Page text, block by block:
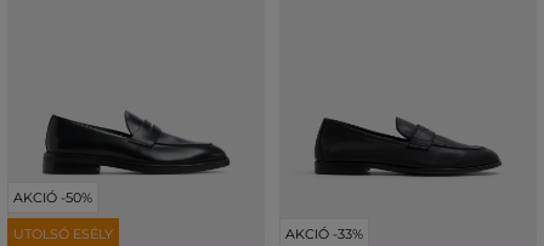
AKCIÓ -50%
UTOLSÓ ESÉLY AKCIÓ -33%